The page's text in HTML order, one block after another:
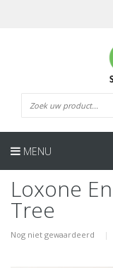
MENU
Loxone
Tree
Nog niet gewaardeerd |